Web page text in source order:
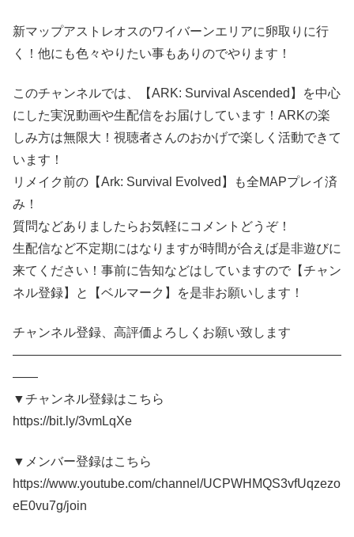
新マップアストレオスのワイバーンエリアに卵取りに行
く！他にも色々やりたい事もありのでやります！
このチャンネルでは、【ARK: Survival Ascended】を中心
にした実況動画や生配信をお届けしています！ARKの楽
しみ方は無限大！視聴者さんのおかげで楽しく活動できて
います！
リメイク前の【Ark: Survival Evolved】も全MAPプレイ済
み！
質問などありましたらお気軽にコメントどうぞ！
生配信など不定期にはなりますが時間が合えば是非遊びに
来てください！事前に告知などはしていますので【チャン
ネル登録】と【ベルマーク】を是非お願いします！
チャンネル登録、高評価よろしくお願い致します
――――――――――――――――――――――――――
――
▼チャンネル登録はこちら
https://bit.ly/3vmLqXe
▼メンバー登録はこちら
https://www.youtube.com/channel/UCPWHMQS3vfUqzezo
eE0vu7g/join